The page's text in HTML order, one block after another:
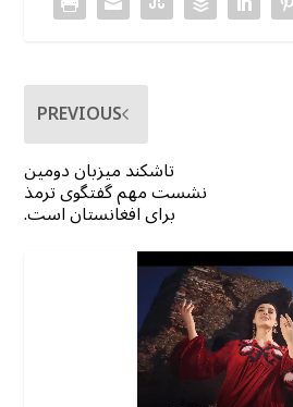
PREVIOUS
تاشکند میزبان دومین
نشست مهم گفتگوی ترمذ
برای افغانستان است.